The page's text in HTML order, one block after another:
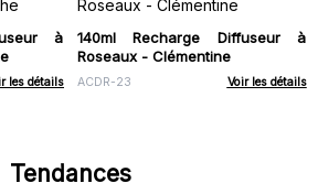
à
les détails
140ml Recharge Diffuseur à
Roseaux - Clémentine
ACDR-23 Voir les détails
Tendances